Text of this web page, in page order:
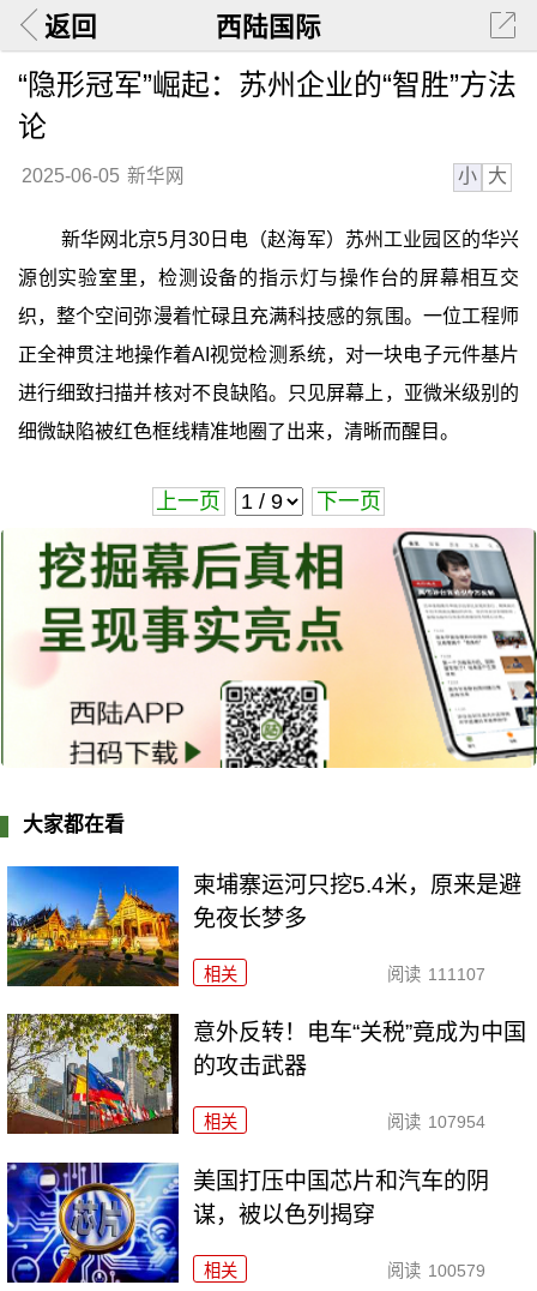
返回 西陆国际
“隐形冠军”崛起：苏州企业的“智胜”方法
论
2025-06-05 新华网 小 大
新华网北京5月30日电（赵海军）苏州工业园区的华兴
源创实验室里，检测设备的指示灯与操作台的屏幕相互交
织，整个空间弥漫着忙碌且充满科技感的氛围。一位工程师
正全神贯注地操作着AI视觉检测系统，对一块电子元件基片
进行细致扫描并核对不良缺陷。只见屏幕上，亚微米级别的
细微缺陷被红色框线精准地圈了出来，清晰而醒目。
上一页 下一页
大家都在看
柬埔寨运河只挖5.4米，原来是避
免夜长梦多
相关 阅读 111107
意外反转！电车“关税”竟成为中国
的攻击武器
相关 阅读 107954
美国打压中国芯片和汽车的阴
谋，被以色列揭穿
相关 阅读 100579